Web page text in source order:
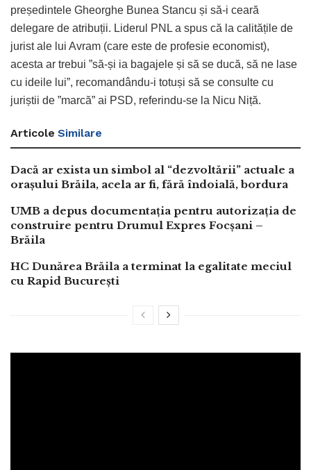
președintele Gheorghe Bunea Stancu și să-i ceară
delegare de atribuții. Liderul PNL a spus că la calitățile de
jurist ale lui Avram (care este de profesie economist),
acesta ar trebui ”să-și ia bagajele și să se ducă, să ne lase
cu ideile lui”, recomandându-i totuși să se consulte cu
juriștii de ”marcă” ai PSD, referindu-se la Nicu Niță.
Articole Similare
Dacă ar exista un simbol al “dezvoltării” actuale a
orașului Brăila, acela ar fi, fără îndoială, bordura
UMB a depus documentația pentru autorizația de
construire pentru Drumul Expres Focșani –
Brăila
HC Dunărea Brăila a terminat la egalitate meciul
cu Rapid București